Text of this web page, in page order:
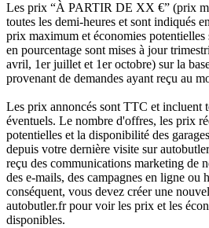
Les prix “À PARTIR DE XX €” (prix
toutes les demi-heures et sont indiqués
prix maximum et économies potentielles
en pourcentage sont mises à jour
avril, 1er juillet et 1er octobre) sur la
provenant de demandes ayant reçu au
Les prix annoncés sont TTC et incluent
éventuels. Le nombre d'offres, les prix
potentielles et la disponibilité des
depuis votre dernière visite sur
reçu des communications marketing de
des e-mails, des campagnes en ligne ou
conséquent, vous devez créer une
autobutler.fr pour voir les prix et les
disponibles.